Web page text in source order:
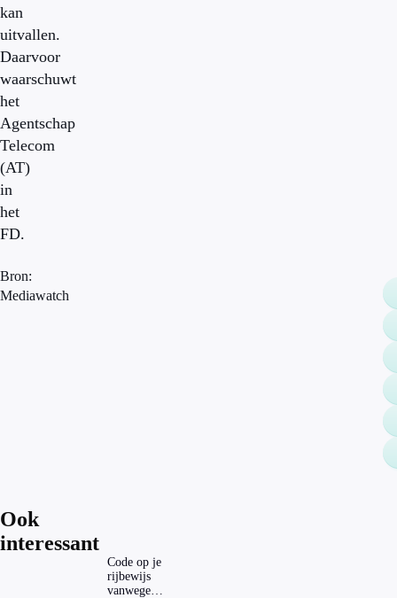
kan
uitvallen.
Daarvoor
waarschuwt
het
Agentschap
Telecom
(AT)
in
het
FD.
Bron:
Mediawatch
Ook
interessant
Code op je
rijbewijs
vanwege